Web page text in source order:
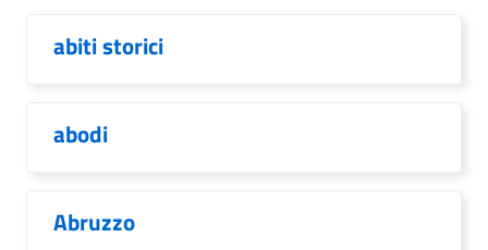
abiti storici
abodi
Abruzzo